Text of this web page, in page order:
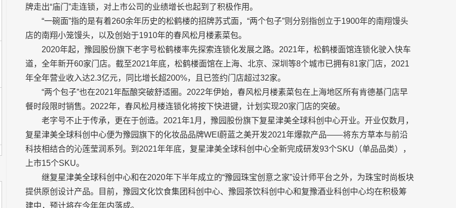
牌走出“庙门”走连锁，对上市公司的业绩增长也起到了积极作用。
“一碗面”指的是有着260余年历史的松鹤楼的招牌苏式面，“两个包子”则分别指创立于1900年的南翔馒头
店的南翔小笼馒头，以及创始于1910年的春风松月楼素菜包。
2020年起，豫园股份旗下老字号松鹤楼率先探索连锁化发展之路。2021年，松鹤楼面馆连锁化驶入快车
道，全年新开60家门店。截至2021年底，松鹤楼面馆在上海、北京、深圳等8个城市已拥有81家门店，2021
年全年营业收入达2.3亿元，同比增长超200%，且已签约门店超过32家。
“两个包子”也在2021年酝酿突破舒适圈。2022年伊始，春风松月楼素菜包在上海地区所有肯德基门店早
餐时段限时销售。2022年，春风松月楼连锁化将按下快进键，计划实现20家门店的突破。
老字号不止于传承，更在于创造。2021年1月，豫园股份旗下复星津美全球科创中心开业。开业仅数月，
复星津美全球科创中心便为豫园旗下的化妆品品牌WEI蔚蓝之美开发2021年爆款产品——将东方草本与前沿
科技相结合的沁莲莹润系列。到2021年年底，复星津美全球科创中心全新完成研发93个SKU（单品品类），
上市15个SKU。
继复星津美全球科创中心和在2020年下半年成立的“豫园珠宝创意之家”设计师平台之外，为珠宝时尚板块
提供原创设计产品。目前，豫园文化饮食集团科创中心、豫园茶饮科创中心和复豫酒业科创中心均在积极筹
建中，预计将在今年年内落成。